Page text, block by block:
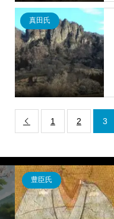
真田氏
 1 2 3
豊臣氏